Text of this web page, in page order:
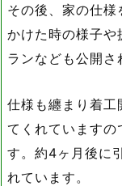
その後、家の仕様
かけた時の様子や
ランなども公開さ
仕様も纏まり着工
てくれていますの
す。約4ヶ月後に
れています。